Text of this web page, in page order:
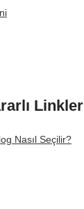
Linkler
Nasıl Seçilir?